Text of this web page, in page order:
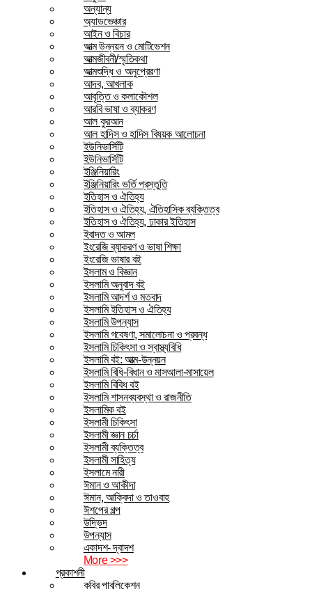
অন্যান্য
অ্যাডভেঞ্চার
আইন ও বিচার
আত্ম উন্নয়ন ও মোটিভেশন
আত্মজীবনী/স্মৃতিকথা
আত্মশুদ্ধি ও অনুপ্রেরণা
আদব, আখলাক
আবৃত্তি ও কলাকৌশল
আরবি ভাষা ও ব্যাকরণ
আল কুরআন
আল হাদিস ও হাদিস বিষয়ক আলোচনা
ইউনিভার্সিটি
ইউনিভার্সিটি
ইঞ্জিনিয়ারিং
ইঞ্জিনিয়ারিং ভর্তি প্রস্তুতি
ইতিহাস ও ঐতিহ্য
ইতিহাস ও ঐতিহ্য, ঐতিহাসিক ব্যক্তিত্ব
ইতিহাস ও ঐতিহ্য, ঢাকার ইতিহাস
ইবাদত ও আমল
ইংরেজি ব্যাকরণ ও ভাষা শিক্ষা
ইংরেজি ভাষার বই
ইসলাম ও বিজ্ঞান
ইসলামি অনুবাদ বই
ইসলামি আদর্শ ও মতবাদ
ইসলামি ইতিহাস ও ঐতিহ্য
ইসলামি উপন্যাস
ইসলামি গবেষণা, সমালোচনা ও প্রবন্ধ
ইসলামি চিকিৎসা ও স্বাস্থ্যবিধি
ইসলামি বই: আত্ম-উন্নয়ন
ইসলামি বিধি-বিধান ও মাসআলা-মাসায়েল
ইসলামি বিবিধ বই
ইসলামি শাসনব্যবস্থা ও রাজনীতি
ইসলামিক বই
ইসলামী চিকিৎসা
ইসলামী জ্ঞান চর্চা
ইসলামী ব্যক্তিত্ব
ইসলামী সাহিত্য
ইসলামে নারী
ঈমান ও আকীদা
ঈমান, আক্বিদা ও তাওবাহ
ঈশপের গল্প
উদ্ভিদ
উপন্যাস
একাদশ- দ্বাদশ
More >>>
প্রকাশনী
কবির পাবলিকেশন